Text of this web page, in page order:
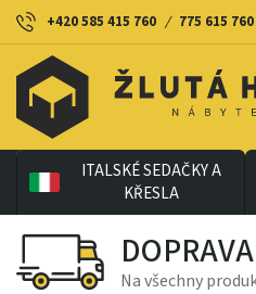
+420 585 415 760 / 775 615 760
ITALSKÉ SEDAČKY A
KŘESLA
Na všechny